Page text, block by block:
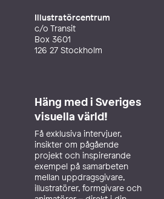
Illustratörcentrum
c/o Transit
Box 3601
126 27 Stockholm
Häng med i Sveriges
visuella värld!
Få exklusiva intervjuer,
insikter om pågående
projekt och inspirerande
exempel på samarbeten
mellan uppdragsgivare,
illustratörer, formgivare och